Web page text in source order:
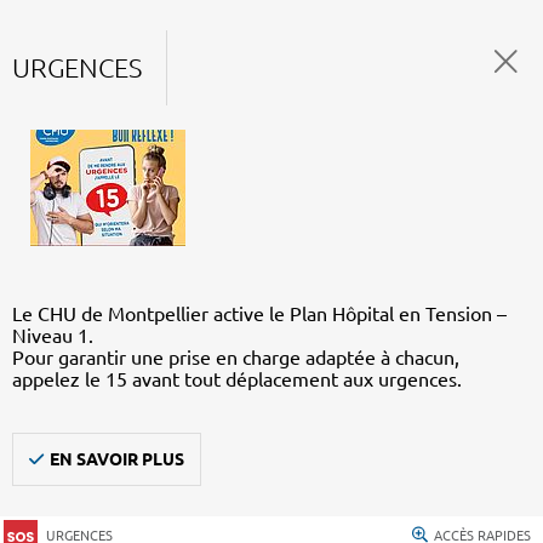
URGENCES
Le CHU de Montpellier active le Plan Hôpital en Tension –
Niveau 1.
Pour garantir une prise en charge adaptée à chacun,
appelez le 15 avant tout déplacement aux urgences.
EN SAVOIR PLUS
URGENCES ACCÈS RAPIDES